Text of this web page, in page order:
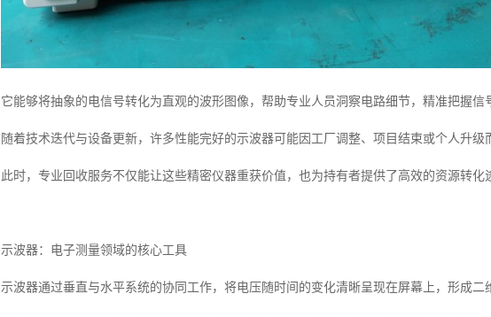
它能够将抽象的电信号转化为直观的波形图像，帮助专业人员洞察电路细节，精准把握信
随着技术迭代与设备更新，许多性能完好的示波器可能因工厂调整、项目结束或个人升级
此时，专业回收服务不仅能让这些精密仪器重获价值，也为持有者提供了高效的资源转化
示波器：电子测量领域的核心工具
示波器通过垂直与水平系统的协同工作，将电压随时间的变化清晰呈现在屏幕上，形成二